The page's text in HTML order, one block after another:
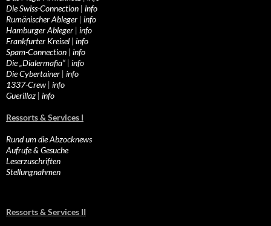
Die Swiss-Connection | info
Rumänischer Ableger | info
Hamburger Ableger | info
Frankfurter Kreisel | info
Spam-Connection | info
Die „Dialermafia“ | info
Die Cybertainer | info
1337-Crew | info
Guerillaz | info
Ressorts & Services I
Rund um die Abzocknews
Aufrufe & Gesuche
Leserzuschriften
Stellungnahmen
Ressorts & Services II